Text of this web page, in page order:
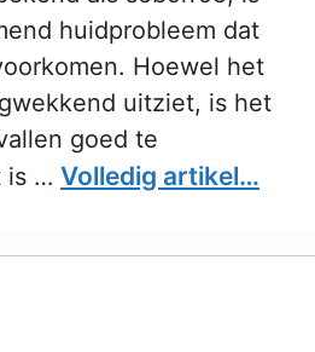
huidprobleem dat
Hoewel het
uitziet, is het
goed te
is … Volledig artikel…